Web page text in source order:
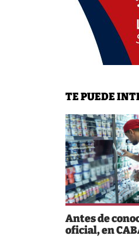
TE PUEDE
Antes de
oficial, en